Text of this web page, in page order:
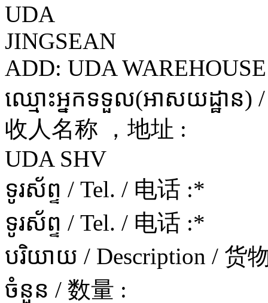
UDA
JINGSEAN
ADD: UDA
ឈ្មោះអ្នកទទួល(អាសយដ្ឋាន) /
收人名称 ，地址 :
UDA SHV
ទូរស័ព្ទ / Tel. / 电话 :*
ទូរស័ព្ទ / Tel. / 电话 :*
បរិយាយ / Description / 货
ចំនួន / 数量 :